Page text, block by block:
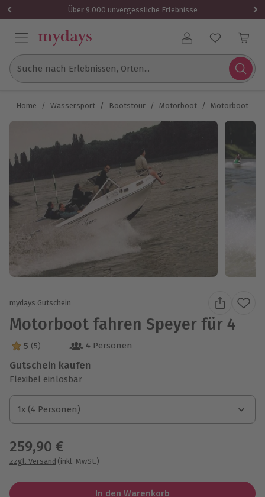
Über 9.000 unvergessliche Erlebnisse
Benutzerkonto
Suche nach Erlebnissen, Orten...
Home / Wassersport / Bootstour / Motorboot / Motorboot
mydays Gutschein
Motorboot fahren Speyer für 4
5 Sterne von 5 aus 5 Bewertungen
5 (5) 4 Personen
Gutschein kaufen
Flexibel einlösbar
1x (4 Personen)
1x (4 Personen)
1x (4 Personen)
259,90 €
zzgl. Versand (inkl. MwSt.)
In den Warenkorb